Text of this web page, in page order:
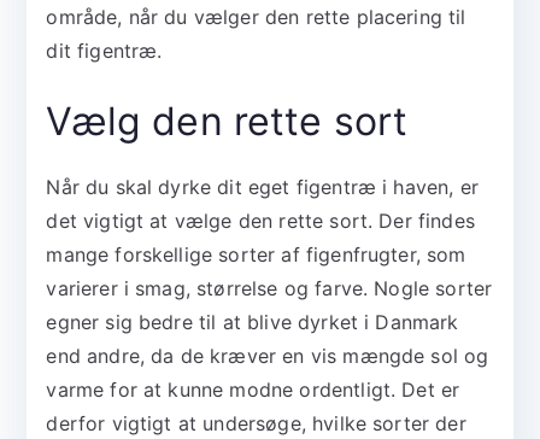
område, når du vælger den rette placering til
dit figentræ.
Vælg den rette sort
Når du skal dyrke dit eget figentræ i haven, er
det vigtigt at vælge den rette sort. Der findes
mange forskellige sorter af figenfrugter, som
varierer i smag, størrelse og farve. Nogle sorter
egner sig bedre til at blive dyrket i Danmark
end andre, da de kræver en vis mængde sol og
varme for at kunne modne ordentligt. Det er
derfor vigtigt at undersøge, hvilke sorter der